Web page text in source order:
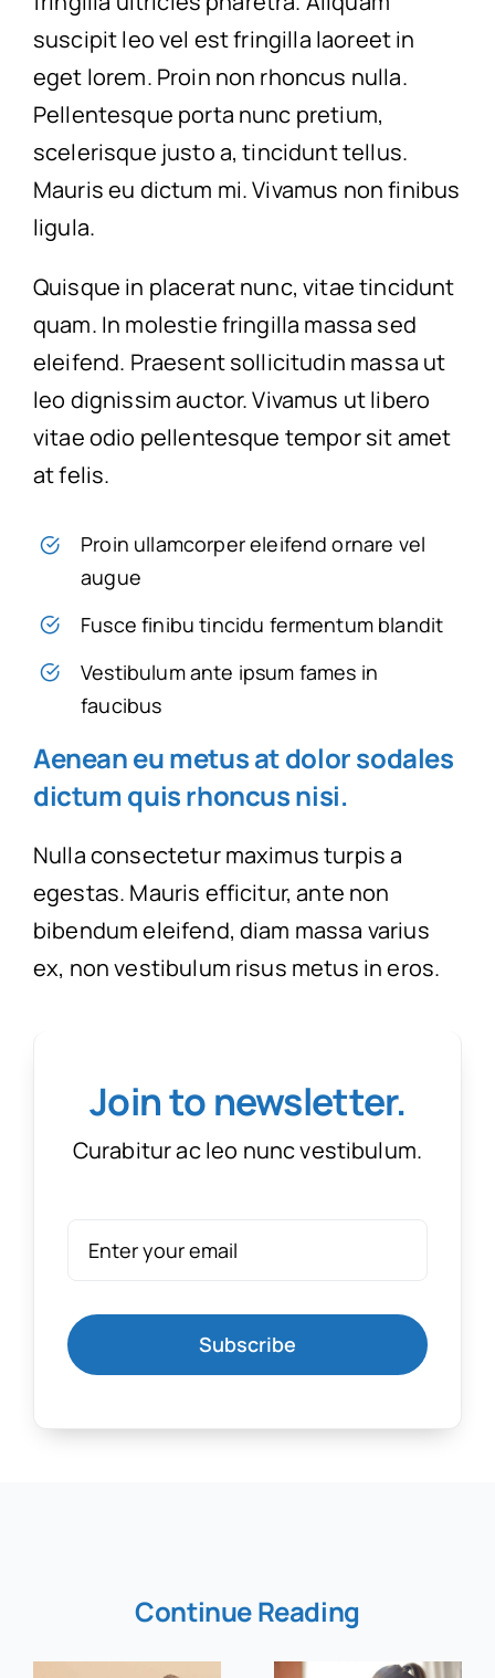
suscipit leo vel est fringilla laoreet in
eget lorem. Proin non rhoncus nulla.
Pellentesque porta nunc pretium,
scelerisque justo a, tincidunt tellus.
Mauris eu dictum mi. Vivamus non finibus
ligula.
Quisque in placerat nunc, vitae tincidunt
quam. In molestie fringilla massa sed
eleifend. Praesent sollicitudin massa ut
leo dignissim auctor. Vivamus ut libero
vitae odio pellentesque tempor sit amet
at felis.
Proin ullamcorper eleifend ornare vel
augue
Fusce finibu tincidu fermentum blandit
Vestibulum ante ipsum fames in
faucibus
Aenean eu metus at dolor sodales
dictum quis rhoncus nisi.
Nulla consectetur maximus turpis a
egestas. Mauris efficitur, ante non
bibendum eleifend, diam massa varius
ex, non vestibulum risus metus in eros.
Join to newsletter.
Curabitur ac leo nunc vestibulum.
Subscribe
Continue Reading